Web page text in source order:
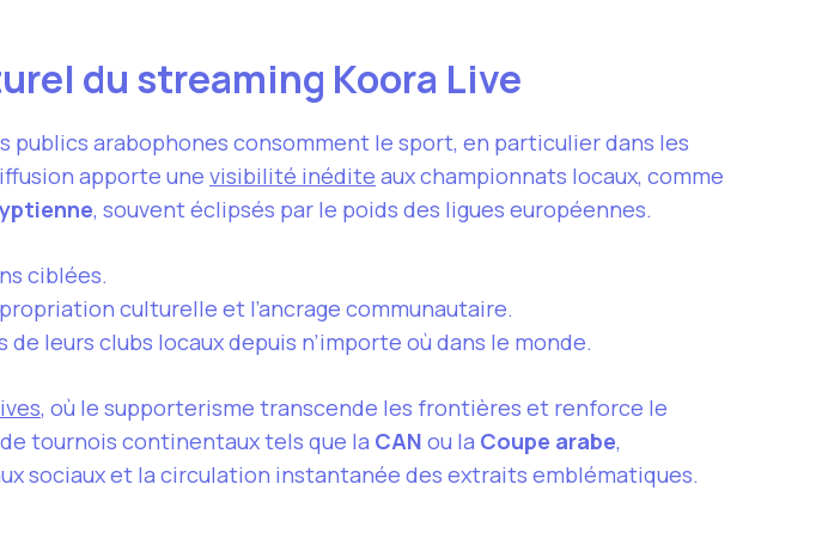
du streaming Koora Live
arabophones consomment le sport, en particulier dans les
apporte une visibilité inédite aux championnats locaux, comme
, souvent éclipsés par le poids des ligues européennes.
ciblées.
culturelle et l’ancrage communautaire.
leurs clubs locaux depuis n’importe où dans le monde.
, où le supporterisme transcende les frontières et renforce le
tournois continentaux tels que la CAN ou la Coupe arabe,
sociaux et la circulation instantanée des extraits emblématiques.